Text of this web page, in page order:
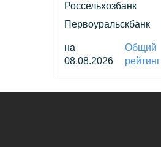
Россельхозбанк
Первоуральскбанк
на
08.08.2026
Общий
рейтинг